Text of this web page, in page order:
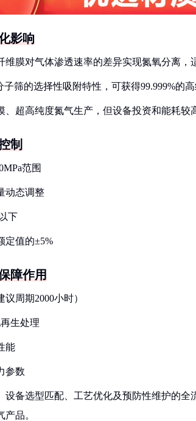
影响
维膜对气体渗透速率的差异实现氮氧分离，
子筛的选择性吸附特性，可获得99.999%的
、超高纯度氮气生产，但设备投资和能耗较
制
范围
动态调整
下
定值的±5%
障作用
周期2000小时）
生处理
能
参数
设备选型匹配、工艺优化及预防性维护的
品。